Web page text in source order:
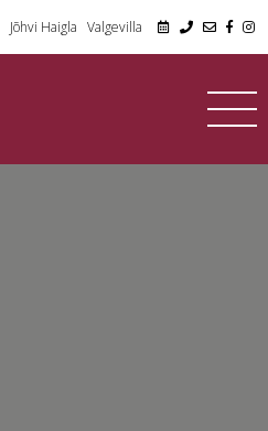
Jõhvi Haigla Valgevilla